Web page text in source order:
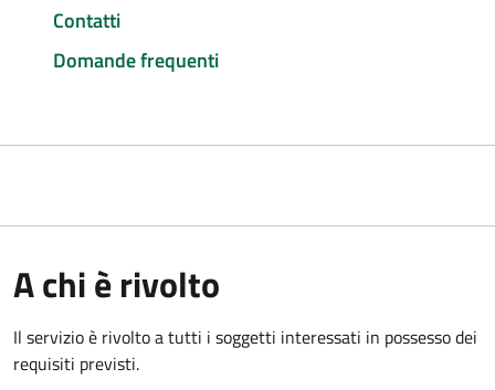
Contatti
Domande frequenti
A chi è rivolto
Il servizio è rivolto a tutti i soggetti interessati in possesso dei
requisiti previsti.